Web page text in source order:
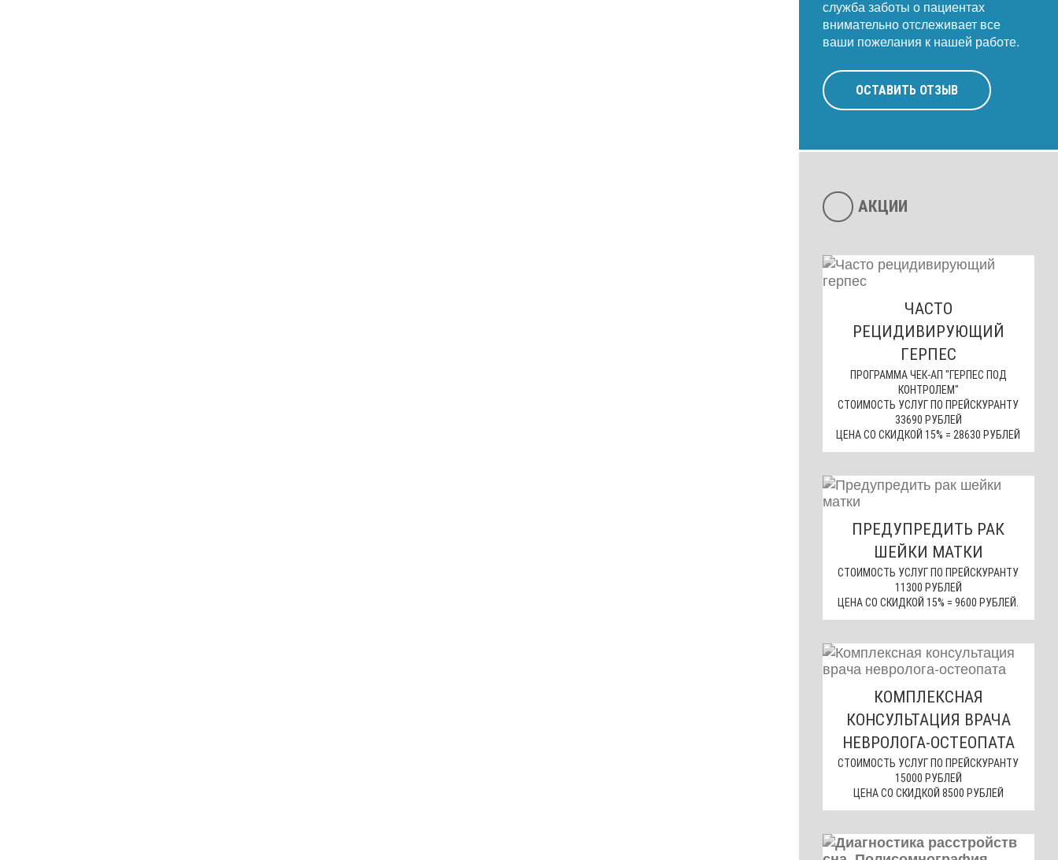
служба заботы о пациентах
внимательно отслеживает все
ваши пожелания к нашей работе.
ОСТАВИТЬ ОТЗЫВ
АКЦИИ
ЧАСТО
РЕЦИДИВИРУЮЩИЙ
ГЕРПЕС
ПРОГРАММА ЧЕК-АП "ГЕРПЕС ПОД
КОНТРОЛЕМ"
СТОИМОСТЬ УСЛУГ ПО ПРЕЙСКУРАНТУ
33690 РУБЛЕЙ
ЦЕНА СО СКИДКОЙ 15% = 28630 РУБЛЕЙ
ПРЕДУПРЕДИТЬ РАК
ШЕЙКИ МАТКИ
СТОИМОСТЬ УСЛУГ ПО ПРЕЙСКУРАНТУ
11300 РУБЛЕЙ
ЦЕНА СО СКИДКОЙ 15% = 9600 РУБЛЕЙ.
КОМПЛЕКСНАЯ
КОНСУЛЬТАЦИЯ ВРАЧА
НЕВРОЛОГА-ОСТЕОПАТА
СТОИМОСТЬ УСЛУГ ПО ПРЕЙСКУРАНТУ
15000 РУБЛЕЙ
ЦЕНА СО СКИДКОЙ 8500 РУБЛЕЙ